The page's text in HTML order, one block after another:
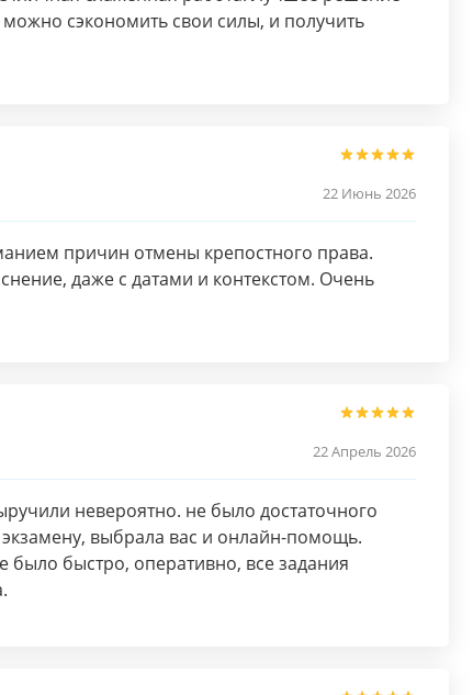
сэкономить свои силы, и получить
22 Июнь 2026
причин отмены крепостного права.
даже с датами и контекстом. Очень
22 Апрель 2026
невероятно. не было достаточного
выбрала вас и онлайн-помощь.
было быстро, оперативно, все задания